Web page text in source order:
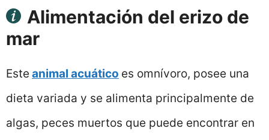
Alimentación del erizo de
mar
Este animal acuático es omnívoro, posee una
dieta variada y se alimenta principalmente de
algas, peces muertos que puede encontrar en